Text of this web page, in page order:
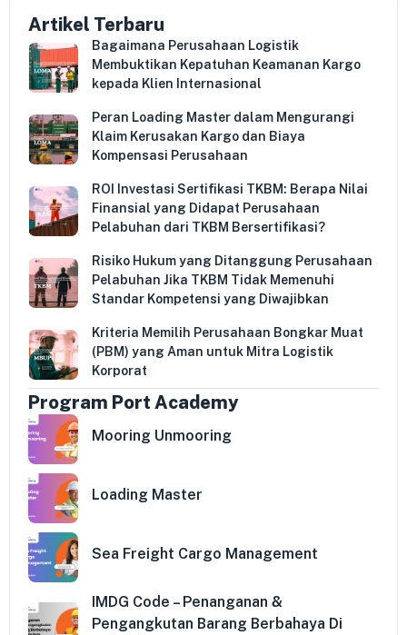
Artikel Terbaru
Bagaimana Perusahaan Logistik
Membuktikan Kepatuhan Keamanan Kargo
kepada Klien Internasional
Peran Loading Master dalam Mengurangi
Klaim Kerusakan Kargo dan Biaya
Kompensasi Perusahaan
ROI Investasi Sertifikasi TKBM: Berapa Nilai
Finansial yang Didapat Perusahaan
Pelabuhan dari TKBM Bersertifikasi?
Risiko Hukum yang Ditanggung Perusahaan
Pelabuhan Jika TKBM Tidak Memenuhi
Standar Kompetensi yang Diwajibkan
Kriteria Memilih Perusahaan Bongkar Muat
(PBM) yang Aman untuk Mitra Logistik
Korporat
Program Port Academy
Mooring Unmooring
Loading Master
Sea Freight Cargo Management
IMDG Code – Penanganan &
Pengangkutan Barang Berbahaya Di